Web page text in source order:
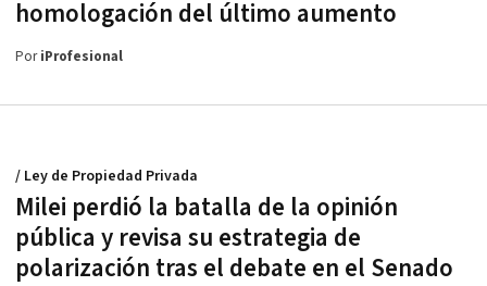
homologación del último aumento
PoriProfesional
Milei perdió la batalla de la opinión
pública y revisa su estrategia de
polarización tras el debate en el Senado
/ Ley de Propiedad Privada